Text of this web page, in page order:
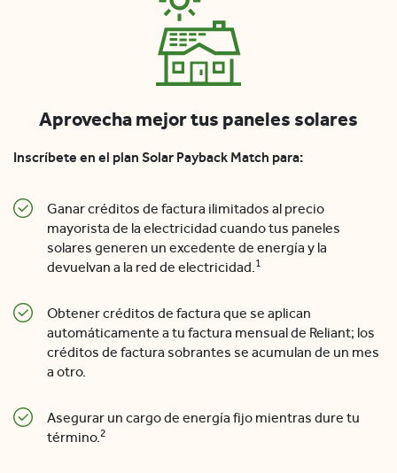
Aprovecha mejor tus paneles solares
Inscríbete en el plan Solar Payback Match para:
Ganar créditos de factura ilimitados al precio
mayorista de la electricidad cuando tus paneles
solares generen un excedente de energía y la
devuelvan a la red de electricidad. 1
Obtener créditos de factura que se aplican
automáticamente a tu factura mensual de Reliant; los
créditos de factura sobrantes se acumulan de un mes
a otro.
Asegurar un cargo de energía fijo mientras dure tu
término. 2